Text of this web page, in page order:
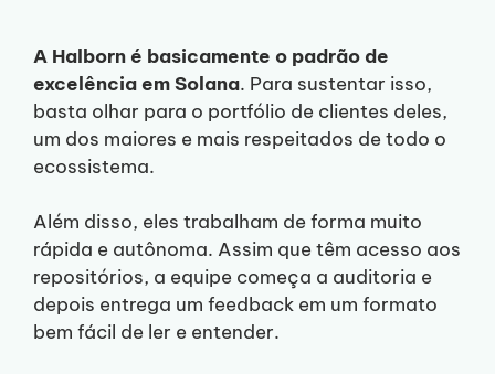
A Halborn é basicamente o padrão de
excelência em Solana. Para sustentar isso,
basta olhar para o portfólio de clientes deles,
um dos maiores e mais respeitados de todo o
ecossistema.
Além disso, eles trabalham de forma muito
rápida e autônoma. Assim que têm acesso aos
repositórios, a equipe começa a auditoria e
depois entrega um feedback em um formato
bem fácil de ler e entender.